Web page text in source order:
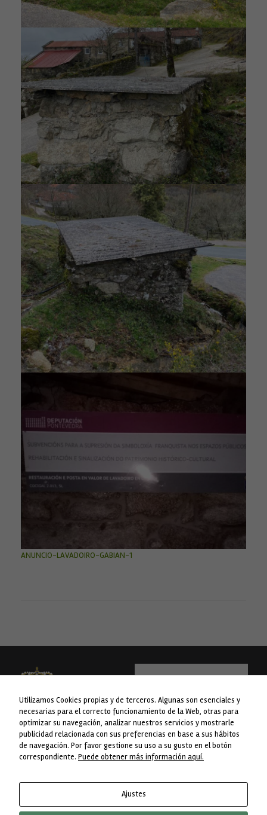
ANUNCIO-LAVADOIRO-GABIAN-1
Concello da Lama
Avda. do Concello nº 1
WEB financiada pola Liña 1 do Plan
Concellos da Deputación de
Pontevedra.
Utilizamos Cookies propias y de terceros. Algunas son esenciales y
necesarias para el correcto funcionamiento de la Web, otras para
optimizar su navegación, analizar nuestros servicios y mostrarle
publicidad relacionada con sus preferencias en base a sus hábitos
de navegación. Por favor gestione su uso a su gusto en el botón
correspondiente. Puede obtener más información aquí.
Ajustes
para que
funcione la
web.
Estadísticas
Para que
podamos
mejorar la
funcionalidad
y estructura
de la web, en
base a cómo
se usa la web.
Experiencia
Para que
nuestra web
funcione lo
mejor posible
durante tu
visita. Si
rechaza estas
cookies,
algunas
funcionalidades
desaparecerán
de la web.
Contenido
Personalizado
Al compartir tu
comportamiento
mientras visitas